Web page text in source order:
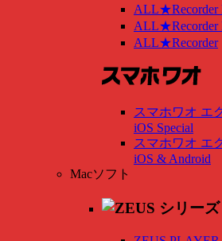
ALL★Recorder
ALL★Recorder
ALL★Recorder
スマホワオ エ
iOS Special
スマホワオ エ
iOS & Android
Macソフト